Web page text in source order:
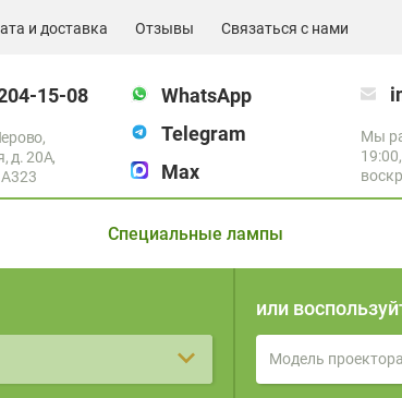
и доставка Отзывы Связаться с нами
15-08
д. 20А,
WhatsApp
Telegram
Max
Мы
Специальные лампы
или